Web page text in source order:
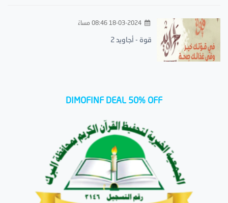
18-03-2024 08:46 مساءً
قوة - أجاويد 2
DIMOFINF DEAL 50% OFF